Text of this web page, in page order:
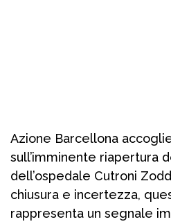
Azione Barcellona
sull’imminente riapertura
dell’ospedale Cutroni
chiusura e incertezza,
rappresenta un segnale